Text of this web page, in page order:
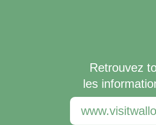
Retrouvez
les